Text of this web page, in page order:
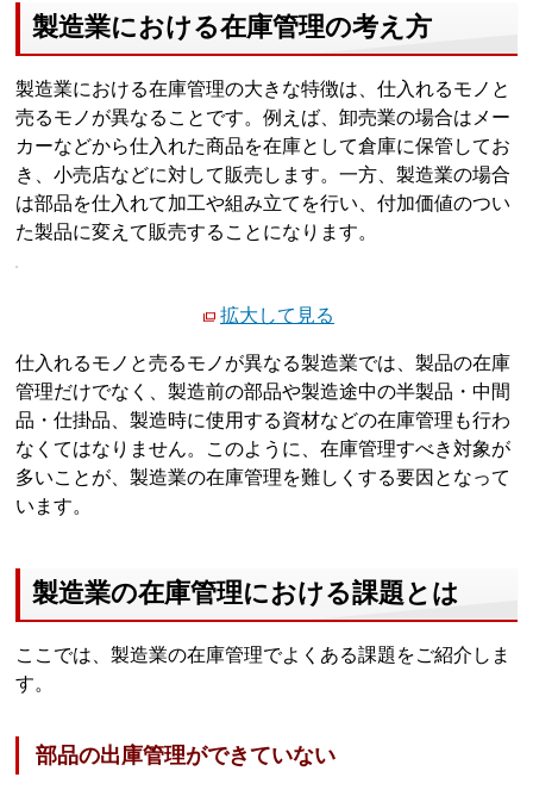
製造業における在庫管理の考え方
製造業における在庫管理の大きな特徴は、仕入れるモノと
売るモノが異なることです。例えば、卸売業の場合はメー
カーなどから仕入れた商品を在庫として倉庫に保管してお
き、小売店などに対して販売します。一方、製造業の場合
は部品を仕入れて加工や組み立てを行い、付加価値のつい
た製品に変えて販売することになります。
拡大して見る
仕入れるモノと売るモノが異なる製造業では、製品の在庫
管理だけでなく、製造前の部品や製造途中の半製品・中間
品・仕掛品、製造時に使用する資材などの在庫管理も行わ
なくてはなりません。このように、在庫管理すべき対象が
多いことが、製造業の在庫管理を難しくする要因となって
います。
製造業の在庫管理における課題とは
ここでは、製造業の在庫管理でよくある課題をご紹介しま
す。
部品の出庫管理ができていない